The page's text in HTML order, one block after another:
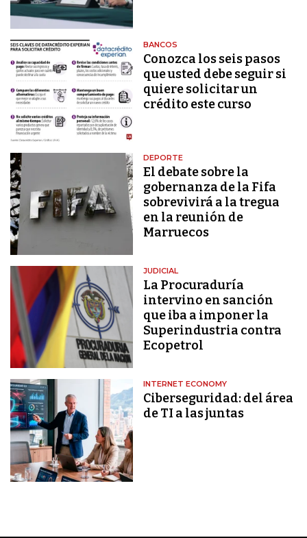
BANCOS
Conozca los seis pasos
que usted debe seguir si
quiere solicitar un
crédito este curso
DEPORTE
El debate sobre la
gobernanza de la Fifa
sobrevivirá a la tregua
en la reunión de
Marruecos
JUDICIAL
La Procuraduría
intervino en sanción
que iba a imponer la
Superindustria contra
Ecopetrol
INTERNET ECONOMY
Ciberseguridad: del área
de TI a las juntas